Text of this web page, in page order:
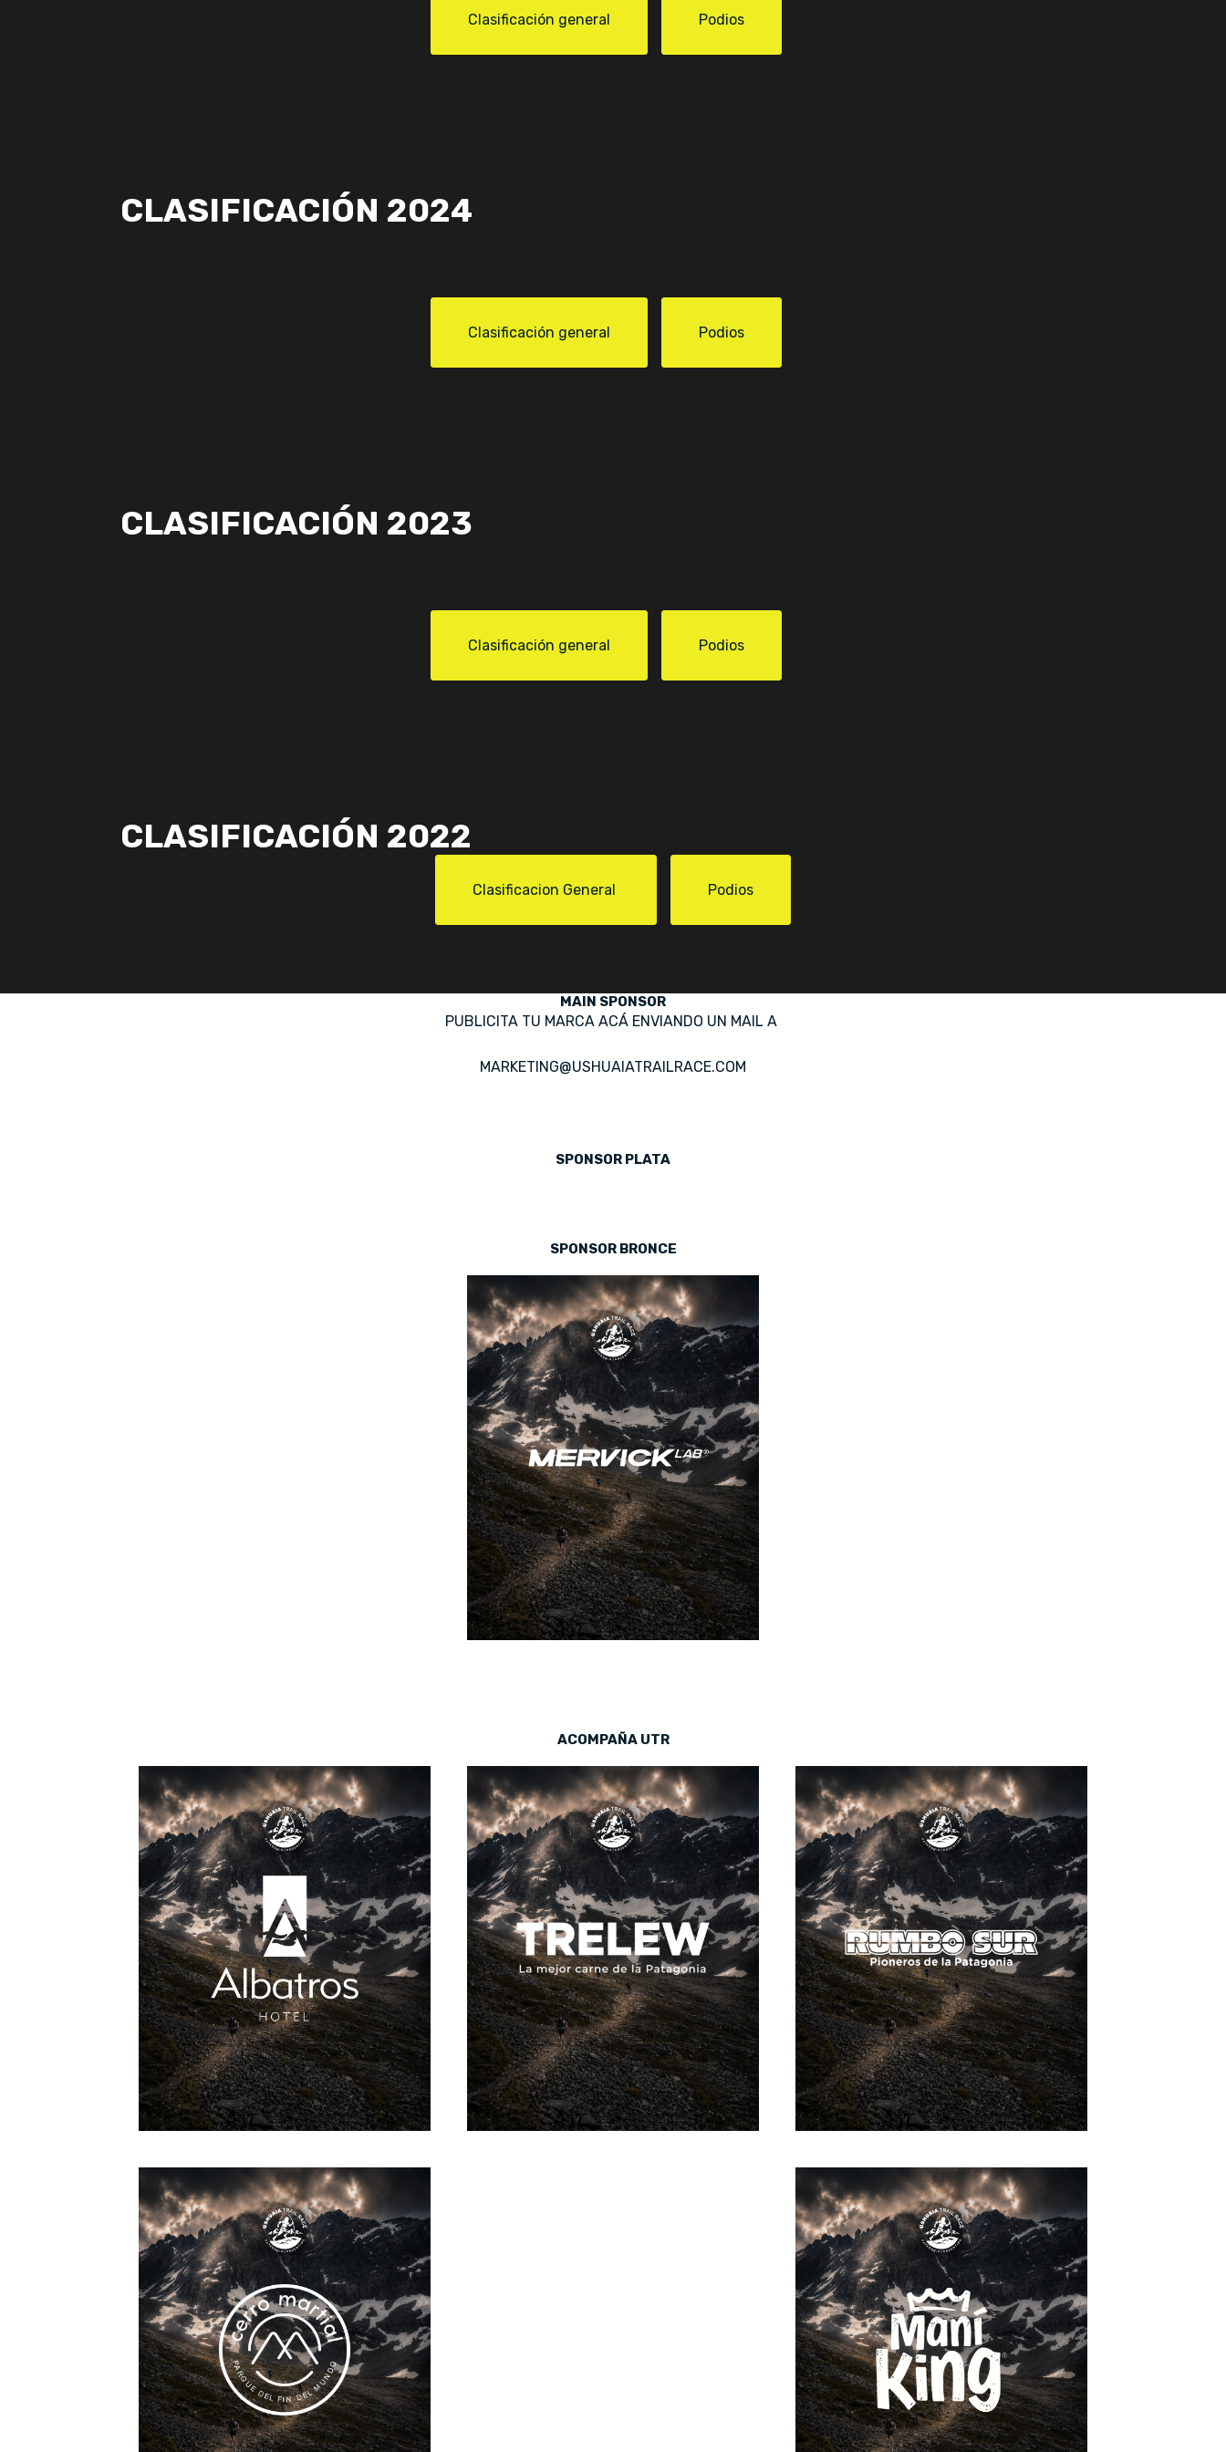
Clasificación general Podios
CLASIFICACIÓN 2024
Clasificación general Podios
CLASIFICACIÓN 2023
Clasificación general Podios
CLASIFICACIÓN 2022
Clasificacion General Podios
MAIN SPONSOR
PUBLICITA TU MARCA ACÁ ENVIANDO UN MAIL A
MARKETING@USHUAIATRAILRACE.COM
SPONSOR PLATA
SPONSOR BRONCE
ACOMPAÑA UTR